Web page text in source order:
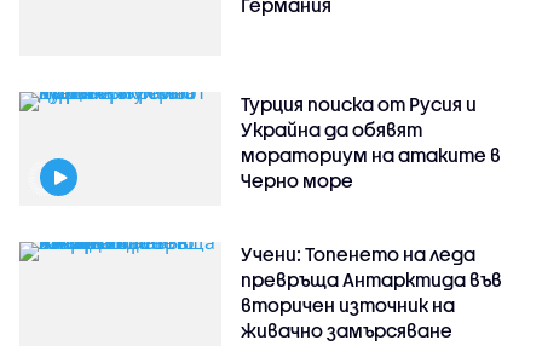
Германия
Турция поиска от Русия и
Украйна да обявят
мораториум на атаките в
Черно море
Учени: Топенето на леда
превръща Антарктида във
вторичен източник на
живачно замърсяване